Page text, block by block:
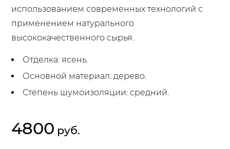
использованием современных технологий с
применением натурального
высококачественного сырья.
Отделка: ясень.
Основной материал: дерево.
Степень шумоизоляции: средний.
4800 руб.